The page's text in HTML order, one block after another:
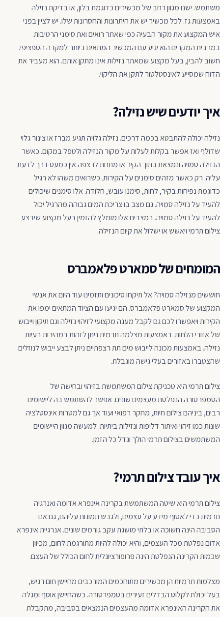
משתמש. ישנו מגוון רחב של מכשירים כדוגמת בלון, או בדיקת נזילה
באמצעות גז. לכל מכשיר יש את היתרונות והחסרונות שלו. יש לציין בפני
איש המקצוע את מקור הבעיה כפי שאתר רואים ואת סימני הרטיבות.
במרבית המקרים הוא יגיע עם המכשיר המתאים ביותר למקרה הספציפי.
חשוב להבין, בעל מקצוע שמאתר נזילות אינו מתקן אותם. הוא מעביר את
הדוח שמסייע לאינסטלטור לתקן את הליקוי.
איך יודעים שיש נזילה?
נזילה יכולה להתבטא בכמה דרכים. נזילה גלויה תגיע מברז או צינור גלוי
שדולף ואז אפשר בקלות לעלות על מקור הנזילה ולטפל במקום. כאשר
הנזילה סמויה ונמצאת בתוך הקיר או מתחת לרצפה אין כמעט דרך לדעת
עליה. רק כאשר מזהים סימנים על הקירות. כשרואים משהו לא רגיל
כדוגמת נפיחות בקיר, לחות, סימנו עובש, חלודה. אלו סימנים שיכולים
להעיד על נזילה סמויה. גם מצב בו צריכת המים גבוהה מהרגיל יכול
להעיד על נזילה סמויה. במצבים אלו מומלץ להזמין בעל מקצוע שיבצע
צילום תרמי ויאשש או ישלול את קיום הנזילה.
המומחים של סמארט פלאמברס
חוששים מנזילה סמויה? אל תיקחו סיכונים ותזמינו עוד היום את אנשי
המקצוע של סמארט פלאמברס. הם יגיעו עם הציוד המתאים ימפו את
הקירות ויאפשרו לכם גם לקבל מענה מקצועי לזיהוי נזילה וגם תיקון וייבוש
של אזורי הלחות. באמצעות מצלמה תרמית ניתן לזהות במהירות בעיות
נזילה. באמצעות מכונה לייבוש מים תת רצפתיים ניתן לבצע ייבוש לנוזלים
שהצטברו באזורים בעלי גישה מוגבלת.
צילום תרמי היא טכניקת צילום המשתמשת בזיהוי ובחישה של
הטמפרטורה הנפלטת מעצמים שונים. אפשר להשתמש בה ליישומים
רבים, ביניהם צילום חיות, מחקר רפואי ועוד אך גם למטרות אינסטלציה
שונות כמו זיהוי ואיתור דליפות ונזילות ביתיות. למעשה מגוון היישומים
המשתמשים בצילום תרמי הולך וגדל כל הזמן.
איך עובד צילום תרמי?
צילום תרמי היא שיטה המשתמשת בקרינה אינפרא אדומה ואנרגיה
תרמית כדי לאסוף מידע על עצמים, ולגבש תמונות עליהם, גם אם
הסביבה הינה חשוכה או בלתי מושגת עקב גורמים שונים. אנרגיית אינפרא
אדום נפלטת מכל העצמים, והיא יכולה להיות מתורגמת לחום, מכיוון
שכמות הקרינה הנפלטת הינה פרופורציונלית לחום הכולל של העצם.
מצלמות תרמיות הן מכשירים מתוחכמים המורכבים מחיישן חום רגיש,
בעל יכולת לקלוט הבדלים זעירים בטמפרטורה. כשהחיישן אוסף ומגלה
את הקרינה האינפרא אדומה מהעצמים הנמצאים בסביבה, מתקבלת